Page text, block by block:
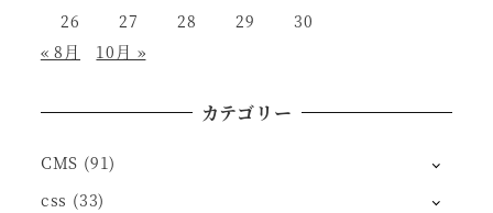
26
27 28 29
30
« 8月
10月 »
カテゴリー
CMS (91)
css (33)